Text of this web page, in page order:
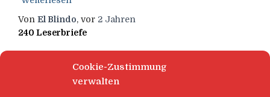
Cookie-Zustimmung
verwalten
Von El Blindo, vor 2 Jahren
240 Leserbriefe